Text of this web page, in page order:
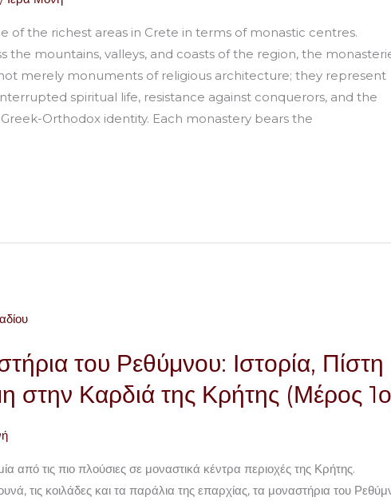
of the richest areas in Crete in terms of monastic centres.
the mountains, valleys, and coasts of the region, the
merely monuments of religious architecture; they represent
spiritual life, resistance against conquerors, and the
Orthodox identity. Each monastery bears the
του Ρεθύμνου: Ιστορία, Πίστη
στην Καρδιά της Κρήτης (Μέρος
από τις πιο πλούσιες σε μοναστικά κέντρα περιοχές της Κρήτης.
τις κοιλάδες και τα παράλια της επαρχίας, τα μοναστήρια του